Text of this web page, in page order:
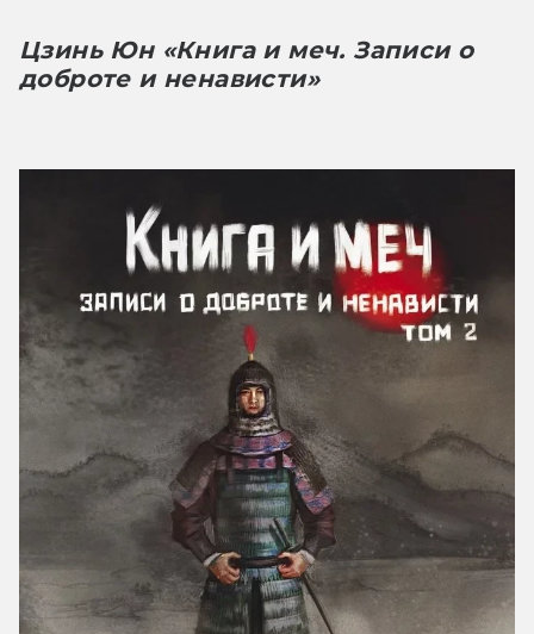
Цзинь Юн «Книга и меч. Записи о
доброте и ненависти»